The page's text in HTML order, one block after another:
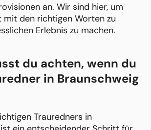
an. Wir sind hier, um
mit den richtigen Worten zu
Erlebnis zu machen.
du achten, wenn du
in Braunschweig
Trauredners in